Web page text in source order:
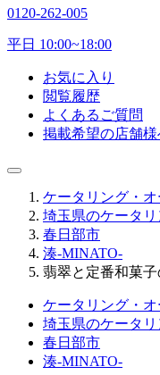
0120-262-005
平日 10:00~18:00
お気に入り
閲覧履歴
よくあるご質問
掲載希望の店舗様
ケータリング・
埼玉県のケータ
春日部市
湊-MINATO-
翡翠と定番和菓
ケータリング・
埼玉県のケータ
春日部市
湊-MINATO-